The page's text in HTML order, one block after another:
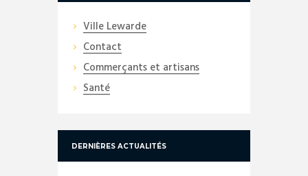
Ville Lewarde
Contact
Commerçants et artisans
Santé
DERNIÈRES ACTUALITÉS